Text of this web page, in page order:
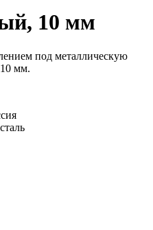
10 мм
под металлическую
мм.